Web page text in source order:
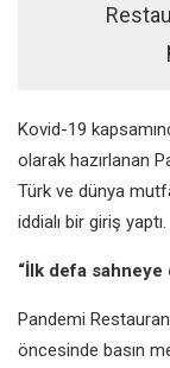
Kovid-19
olarak hazırlanan
Türk ve dünya
iddialı bir giriş yaptı.
“İlk defa sahneye
Pandemi
öncesinde basın